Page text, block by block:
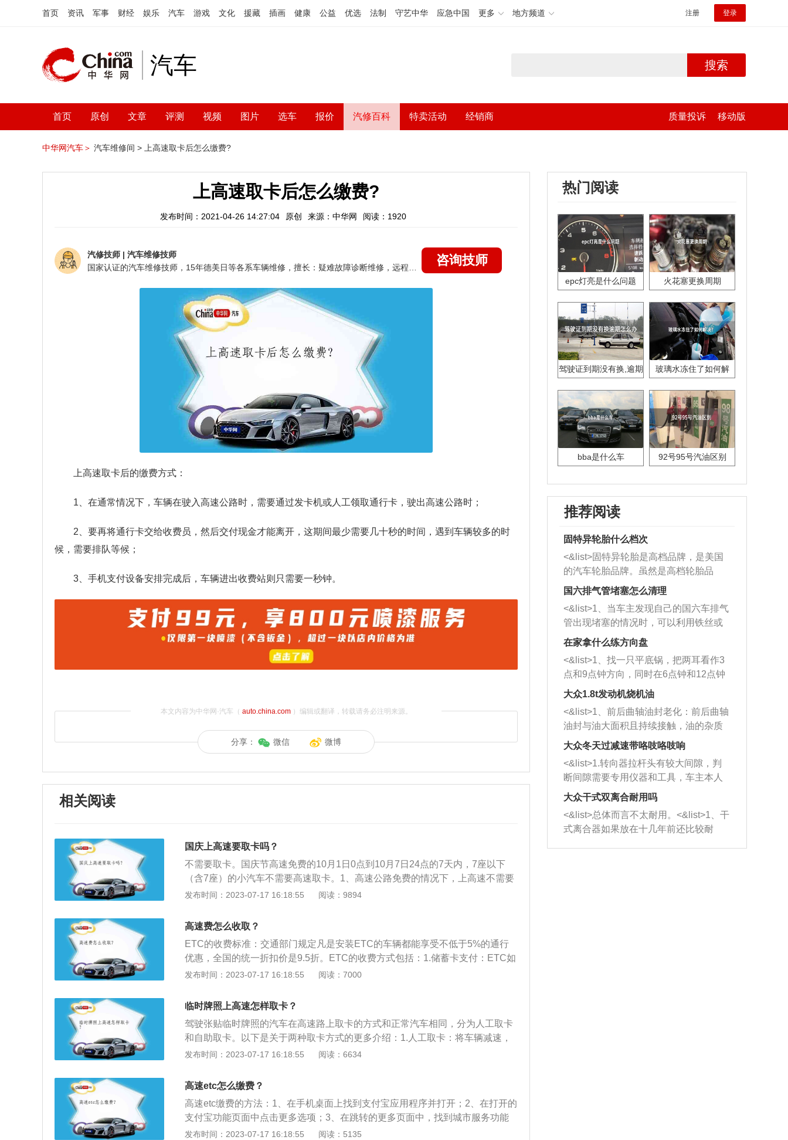
首页 资讯 军事 财经 娱乐 汽车 游戏 文化 援藏 插画 健康 公益 优选 法制 守艺中华 应急中国 更多 地方频道 注册 登录
汽车 搜索
首页 原创 文章 评测 视频 图片 选车 报价 汽修百科 特卖活动 经销商 质量投诉 移动版
中华网汽车＞ 汽车维修间 > 上高速取卡后怎么缴费?
上高速取卡后怎么缴费?
发布时间：2021-04-26 14:27:04 原创 来源：中华网 阅读：1920
汽修技师 | 汽车维修技师
咨询技师
上高速取卡后的缴费方式：
1、在通常情况下，车辆在驶入高速公路时，需要通过发卡机或人工领取通行卡，驶出高速公路时；
2、要再将通行卡交给收费员，然后交付现金才能离开，这期间最少需要几十秒的时间，遇到车辆较多的时
候，需要排队等候；
3、手机支付设备安排完成后，车辆进出收费站则只需要一秒钟。
本文内容为中华网·汽车（ auto.china.com）编辑或翻译，转载请务必注明来源。
分享： 微信 微博
相关阅读
国庆上高速要取卡吗？
不需要取卡。国庆节高速免费的10月1日0点到10月7日24点的7天内，7座以下
（含7座）的小汽车不需要高速取卡。1、高速公路免费的情况下，上高速不需要
取卡，但是在费用恢复前5小时的过渡期，轿车进入高速道口的话会发行纸的临
的话，那个是收费的。2、免费时间根据“重大节日免除小型巴士通行费的实施方
案”，免除通行费的时间以车辆离开高速公路出口的收费车道的时间为基准。一般
道路以车辆通过收费站的收费车道的时间为基准。换言之，收费期间上高速公
路，免费期间下高速公路，不收费。相反，免费期间上高速，收费期间下高速的
话要收费。3、交通警察部门预测，在免费时间段之前，符合高速公路行驶免费
站。
发布时间：2023-07-17 16:18:55 阅读：9894
高速费怎么收取？
ETC的收费标准：交通部门规定凡是安装ETC的车辆都能享受不低于5%的通行
优惠，全国的统一折扣价是9.5折。ETC的收费方式包括：1.储蓄卡支付：ETC如
果是通过手机银行申请，可以从储蓄卡直接扣除过路费用。2.信用卡支付：办理E
花呗支付：如果是从支付宝办理，第一扣费会是支付宝的花呗。4.微信支付：通
过微信办理的etc可以从微信支付扣费。5.人工窗口现金支付：当ETC没有钱时，
也可以选择从人工窗口，把ETC里的卡片拿出来进行付费。
发布时间：2023-07-17 16:18:55 阅读：7000
临时牌照上高速怎样取卡？
驾驶张贴临时牌照的汽车在高速路上取卡的方式和正常汽车相同，分为人工取卡
和自助取卡。以下是关于两种取卡方式的更多介绍：1.人工取卡：将车辆减速，
然后缓缓通过高速公路收费站的车道，在窗口处停车并将挡位挂到驻车挡，拉起
就可以正常行驶。2.将车辆减速，然后缓缓通过高速公路收费站的车道，在自助
取卡机旁边停车。将挡位挂到驻车挡并拉起手刹后，根据自助取卡机上面的文字
提示按压取卡按钮，自助取卡机就会自动吐出磁卡。拿到磁卡后就可以松开手刹
然后将挡位挂到前进挡正常行驶。
发布时间：2023-07-17 16:18:55 阅读：6634
高速etc怎么缴费？
高速etc缴费的方法：1、在手机桌面上找到支付宝应用程序并打开；2、在打开的
支付宝功能页面中点击更多选项；3、在跳转的更多页面中，找到城市服务功能
栏并点击进入；4、在跳转的更多车主服务页面中，找到etc充值选项并打开；5、
发布时间：2023-07-17 16:18:55 阅读：5135
热门阅读
epc灯亮是什么问题 火花塞更换周期
驾驶证到期没有换,逾期
玻璃水冻住了如何解
bba是什么车 92号95号汽油区别
推荐阅读
固特异轮胎什么档次
<&list>固特异轮胎是高档品牌，是美国
的汽车轮胎品牌。虽然是高档轮胎品
牌，但是中高低端的轮胎都有生产，这
也是为了更好的开拓市场。
国六排气管堵塞怎么清理
<&list>1、当车主发现自己的国六车排气
管出现堵塞的情况时，可以利用铁丝或
者是细棍，直接将杂物给取出来，如果
堵塞情况比较严重，也可以采取应急措
施。 <&list>2、直接利用木棍将所有的
杂物推到排气管里面的位置处，然后将
三元催化器拆解开，就可以将堵塞的东
西取出来。但如果是因为积碳过多引起
的堵塞，就需要将三元催化器泡在草酸
洗剂对堵塞的情况得到解决，将清洗剂
放在燃油箱中，与燃油混合后，车辆启
动时，就可以和汽油一起进入到燃烧
室，最后形成废气排出，就可以让三元
催化器得到清洗，排气管堵塞的情况就
能够得到解决。
在家拿什么练方向盘
<&list>1、找一只平底锅，把两耳看作3
点和9点钟方向，同时在6点钟和12点钟
方向做一个标记。 <&list>2、双手握住
一圈半的练习，往右同样也要打相同的
圈数。 <&list>3、最后强调要反复练
习，这样就可以形成肌肉记忆，在真实
驾驶车辆时，不需要记忆也能打好方
向。
大众1.8t发动机烧机油
<&list>1、前后曲轴油封老化：前后曲轴
油封与油大面积且持续接触，油的杂质
和发动机内持续温度变化使其密封效果
逐渐减弱，导致渗油或漏油。<&list>2、
活塞间隙过大：积碳会使活塞环与缸体
的间隙扩大，导致机油流入燃烧室中，
造成烧机油。<&list>3、机油粘度。使用
机油粘度过小的话，同样会有烧机油现
象，机油粘度过小具有很好的流动性，
大众冬天过减速带咯吱咯吱响
<&list>1.转向器拉杆头有较大间隙，判
断间隙需要专用仪器和工具，车主本人
无法制作，需要将车辆送到修理厂或4s
店；<&list>2.车辆半轴套管防尘罩破
裂，破裂后会出现漏油现象，使半轴磨
损严重，磨损的半轴容易损坏，产生异
响；<&list>3.稳定器的转向胶套和球头
大众干式双离合耐用吗
<&list>总体而言不太耐用。<&list>1、干
式离合器如果放在十几年前还比较耐